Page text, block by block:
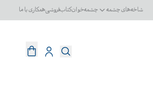
شاخه‌های چشمه چشمه‌خوانکتاب‌فروشیهمکاری با ما